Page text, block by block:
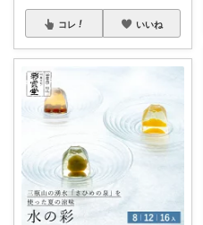
コレ いいね